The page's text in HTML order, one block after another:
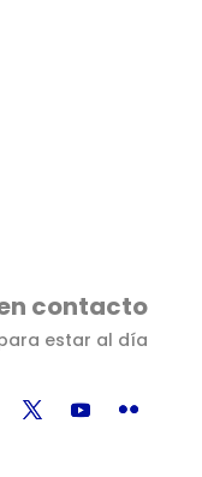
contacto
estar al día